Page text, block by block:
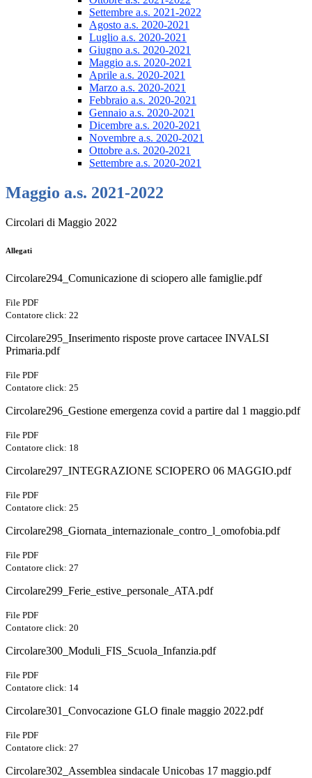
Settembre a.s. 2021-2022
Agosto a.s. 2020-2021
Luglio a.s. 2020-2021
Giugno a.s. 2020-2021
Maggio a.s. 2020-2021
Aprile a.s. 2020-2021
Marzo a.s. 2020-2021
Febbraio a.s. 2020-2021
Gennaio a.s. 2020-2021
Dicembre a.s. 2020-2021
Novembre a.s. 2020-2021
Ottobre a.s. 2020-2021
Settembre a.s. 2020-2021
Maggio a.s. 2021-2022
Circolari di Maggio 2022
Allegati
Circolare294_Comunicazione di sciopero alle famiglie.pdf
File PDF
Contatore click: 22
Circolare295_Inserimento risposte prove cartacee INVALSI
Primaria.pdf
File PDF
Contatore click: 25
Circolare296_Gestione emergenza covid a partire dal 1 maggio.pdf
File PDF
Contatore click: 18
Circolare297_INTEGRAZIONE SCIOPERO 06 MAGGIO.pdf
File PDF
Contatore click: 25
Circolare298_Giornata_internazionale_contro_l_omofobia.pdf
File PDF
Contatore click: 27
Circolare299_Ferie_estive_personale_ATA.pdf
File PDF
Contatore click: 20
Circolare300_Moduli_FIS_Scuola_Infanzia.pdf
File PDF
Contatore click: 14
Circolare301_Convocazione GLO finale maggio 2022.pdf
File PDF
Contatore click: 27
Circolare302_Assemblea sindacale Unicobas 17 maggio.pdf